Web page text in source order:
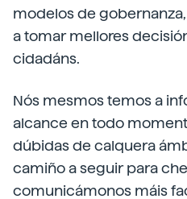
modelos de
a tomar mellores
cidadáns.
Nós mesmos temos a
alcance en todo
dúbidas de calquera
camiño a seguir para
comunicámonos máis